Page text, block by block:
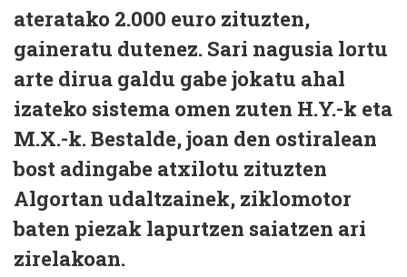
ateratako 2.000 euro zituzten,
gaineratu dutenez. Sari nagusia lortu
arte dirua galdu gabe jokatu ahal
izateko sistema omen zuten H.Y.-k eta
M.X.-k. Bestalde, joan den ostiralean
bost adingabe atxilotu zituzten
Algortan udaltzainek, ziklomotor
baten piezak lapurtzen saiatzen ari
zirelakoan.